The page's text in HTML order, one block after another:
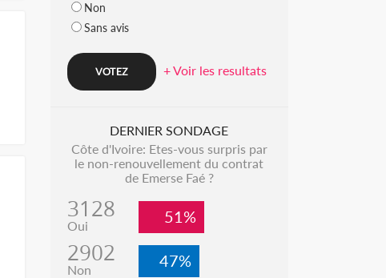
Non
Sans avis
+ Voir les resultats
DERNIER SONDAGE
Côte d'Ivoire: Etes-vous surpris par
le non-renouvellement du contrat
de Emerse Faé ?
3128
Oui 51%
2902
Non 47%